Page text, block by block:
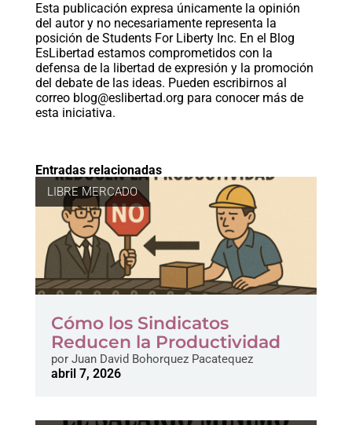
Esta publicación expresa únicamente la opinión
del autor y no necesariamente representa la
posición de Students For Liberty Inc. En el Blog
EsLibertad estamos comprometidos con la
defensa de la libertad de expresión y la promoción
del debate de las ideas. Pueden escribirnos al
correo blog@eslibertad.org para conocer más de
esta iniciativa.
Entradas relacionadas
LIBRE MERCADO
Cómo los Sindicatos
Reducen la Productividad
porJuan David Bohorquez Pacatequez
abril 7, 2026